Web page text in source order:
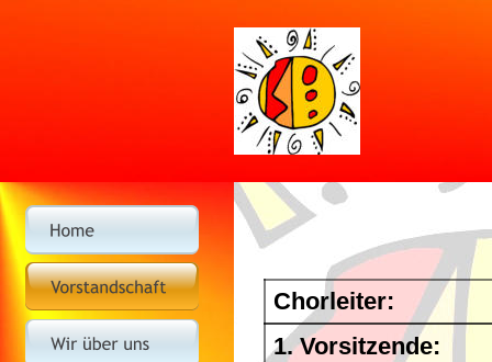
Chorleiter:
1. Vorsitzende: